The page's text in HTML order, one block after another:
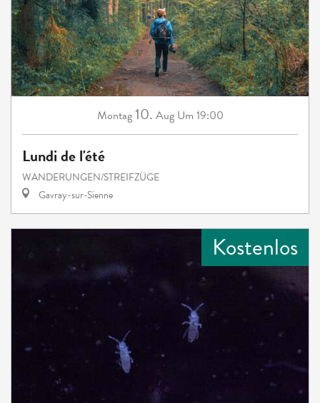
Montag 10. Aug Um 19:00
Lundi de l'été
WANDERUNGEN/STREIFZÜGE
Gavray-sur-Sienne
Kostenlos